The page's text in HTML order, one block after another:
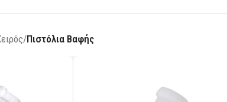
/Πιστόλια Βαφής